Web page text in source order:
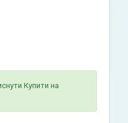
Купити на